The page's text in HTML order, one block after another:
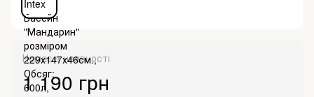
Немає в наявності
1 190 грн